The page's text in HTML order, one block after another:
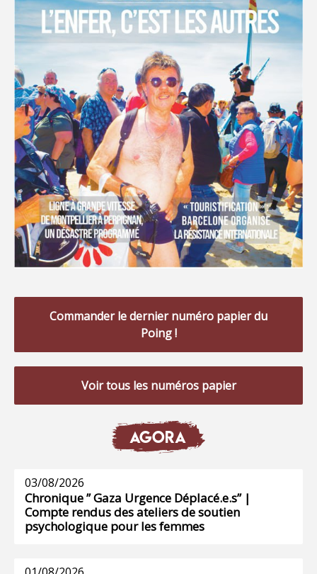
Commander le dernier numéro papier du
Poing !
Voir tous les numéros papier
AGORA
03/08/2026
Chronique ” Gaza Urgence Déplacé.e.s” |
Compte rendus des ateliers de soutien
psychologique pour les femmes